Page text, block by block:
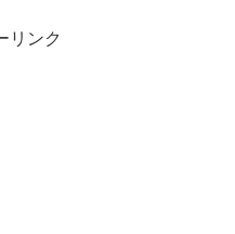
リンク